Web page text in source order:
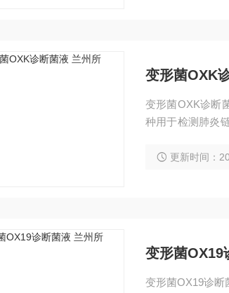
变形菌OXK
变形菌OXK诊断菌液 兰州所 用途：变形菌OX19诊断菌液一般是指OX19
种用于检测肺炎
更新时间：
变形菌OX19
变形菌OX19诊断菌液 兰州所 用途：变形菌OX19诊断菌液一般是指